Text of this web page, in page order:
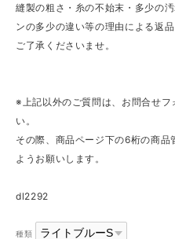
縫製の粗さ・糸の不始末・多少の
ンの多少の違い等の理由による返
ご了承くださいませ。
※上記以外のご質問は、お問合せフ
い。
その際、商品ページ下の6桁の商
ようお願いします。
dl2292
種類